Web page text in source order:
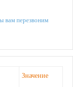
вам перезвоним
Значение